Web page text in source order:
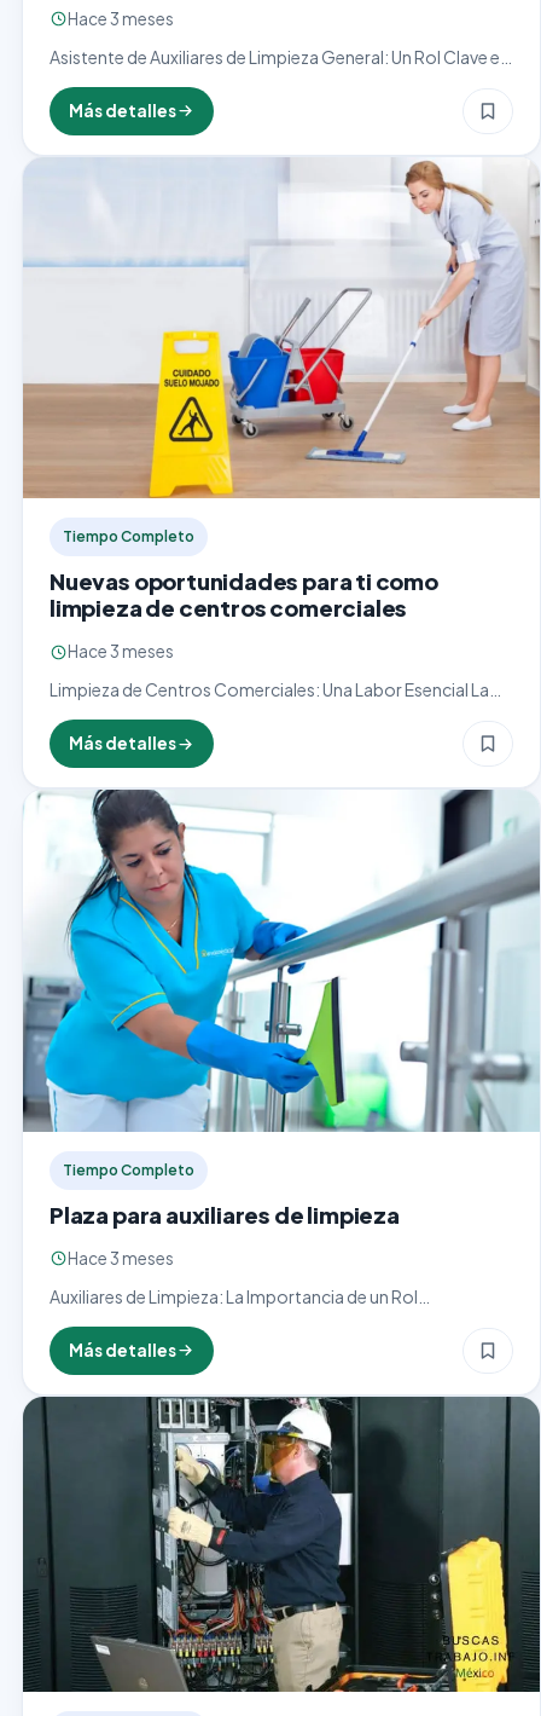
Hace 3 meses
Asistente de Auxiliares de Limpieza General: Un Rol Clave en
de limpieza general es esencial en…
Más detalles
Tiempo Completo
Nuevas oportunidades para ti como
limpieza de centros comerciales
Hace 3 meses
Limpieza de Centros Comerciales: Una Labor Esencial La
limpieza de centros comerciales es un oficio clave que
asegura un entorno higiénico, seguro y agradable para
miles…
Más detalles
Tiempo Completo
Plaza para auxiliares de limpieza
Hace 3 meses
Auxiliares de Limpieza: La Importancia de un Rol
Fundamental en Espacios Saludables y Ordenados ¿Qué es
un Auxiliar de Limpieza y por qué es Importante? Los…
Más detalles